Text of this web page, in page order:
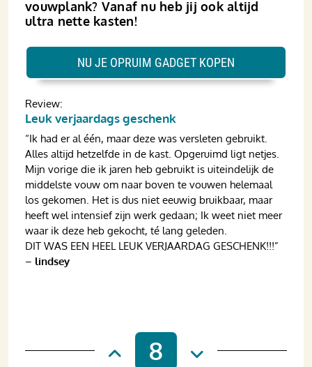
vouwplank? Vanaf nu heb jij ook altijd
ultra nette kasten!
Review:
Leuk verjaardags geschenk
“Ik had er al één, maar deze was versleten gebruikt.
Alles altijd hetzelfde in de kast. Opgeruimd ligt netjes.
Mijn vorige die ik jaren heb gebruikt is uiteindelijk de
middelste vouw om naar boven te vouwen helemaal
los gekomen. Het is dus niet eeuwig bruikbaar, maar
heeft wel intensief zijn werk gedaan; Ik weet niet meer
waar ik deze heb gekocht, té lang geleden.
DIT WAS EEN HEEL LEUK VERJAARDAG GESCHENK!!!”
– lindsey
NU JE OPRUIM GADGET KOPEN
8